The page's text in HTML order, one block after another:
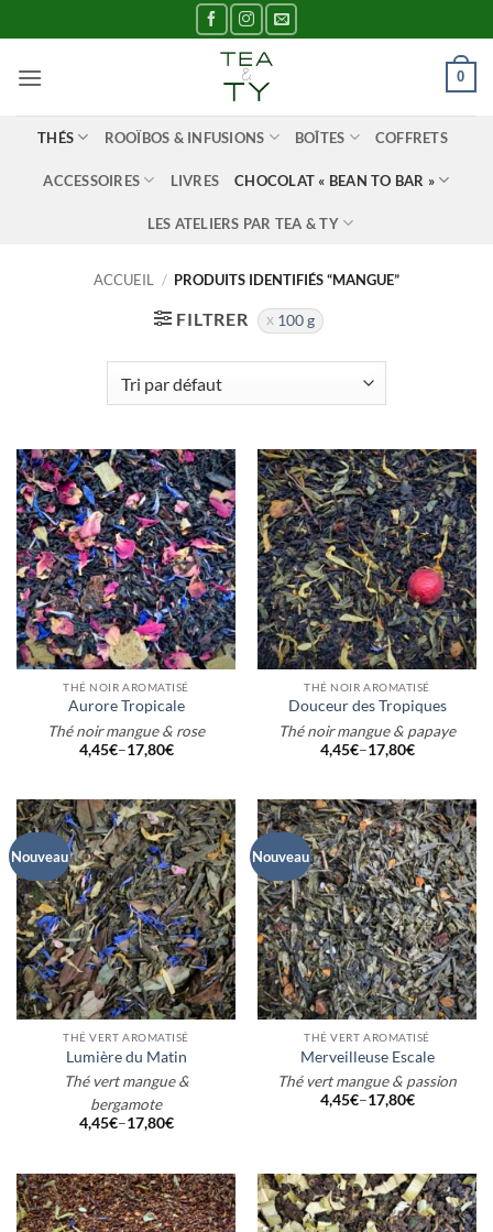
au
contenu
0
THÉS ROOÏBOS & INFUSIONS BOÎTES COFFRETS
ACCESSOIRES LIVRES CHOCOLAT « BEAN TO BAR »
LES ATELIERS PAR TEA & TY
ACCUEIL / PRODUITS IDENTIFIÉS “MANGUE”
FILTRER 100 g
THÉ NOIR AROMATISÉ
Aurore Tropicale
Thé noir mangue & rose
4,45€–17,80€
THÉ NOIR AROMATISÉ
Douceur des Tropiques
Thé noir mangue & papaye
4,45€–17,80€
Nouveau
THÉ VERT AROMATISÉ
Lumière du Matin
Thé vert mangue &
bergamote
4,45€–17,80€
Nouveau
THÉ VERT AROMATISÉ
Merveilleuse Escale
Thé vert mangue & passion
4,45€–17,80€